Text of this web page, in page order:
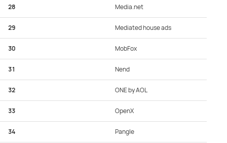
28 Media.net
29 Mediated house ads
30 MobFox
31 Nend
32 ONE by AOL
33 OpenX
34 Pangle